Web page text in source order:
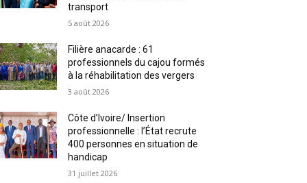
transport
5 août 2026
Filière anacarde : 61
professionnels du cajou formés
à la réhabilitation des vergers
3 août 2026
Côte d’Ivoire/ Insertion
professionnelle : l’État recrute
400 personnes en situation de
handicap
31 juillet 2026